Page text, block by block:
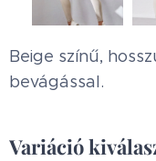
Beige színű,
bevágással.
Variáció